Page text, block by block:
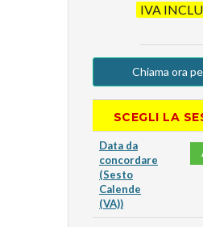
IVA
Chiama ora
SCEGLI LA
Data da
concordare
(Sesto
Calende
(VA))